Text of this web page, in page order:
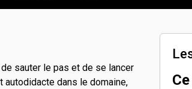
sauter le pas et de se lancer
autodidacte dans le domaine,